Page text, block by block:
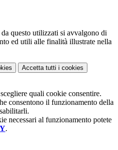
questo utilizzati si avvalgono di
ed utili alle finalità illustrate nella
Accetta tutti i cookies
quali cookie consentire.
consentono il funzionamento della
necessari al funzionamento potete
.